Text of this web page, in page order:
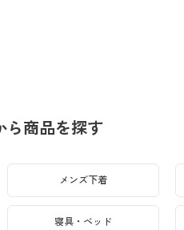
ら商品を探す
メンズ下着
寝具・ベッド